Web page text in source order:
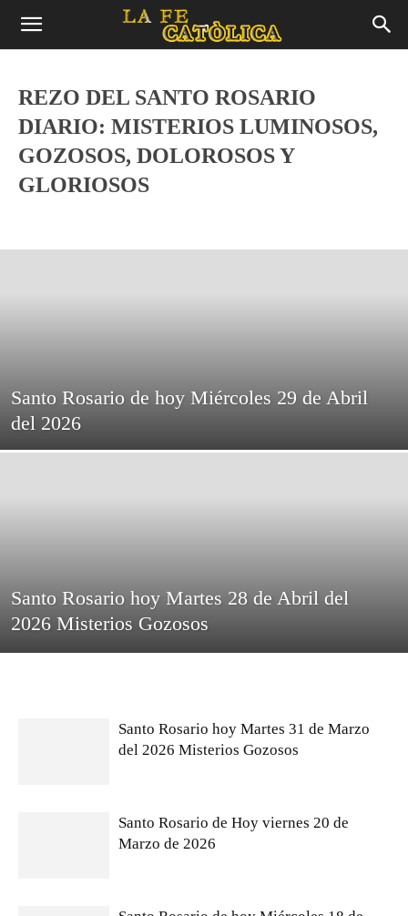
REZO DEL SANTO ROSARIO
DIARIO: MISTERIOS LUMINOSOS,
GOZOSOS, DOLOROSOS Y
GLORIOSOS
Santo Rosario de hoy Miércoles 29 de Abril
del 2026
Santo Rosario hoy Martes 28 de Abril del
2026 Misterios Gozosos
Santo Rosario hoy Martes 31 de Marzo
del 2026 Misterios Gozosos
Santo Rosario de Hoy viernes 20 de
Marzo de 2026